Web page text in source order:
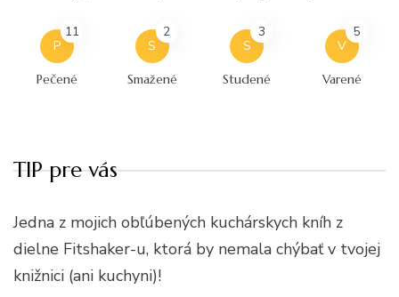
P
11
Pečené
S
2
Smažené
S
3
Studené
V
5
Varené
TIP pre vás
Jedna z mojich obľúbených kuchárskych kníh z
dielne Fitshaker-u, ktorá by nemala chýbať v tvojej
knižnici (ani kuchyni)!